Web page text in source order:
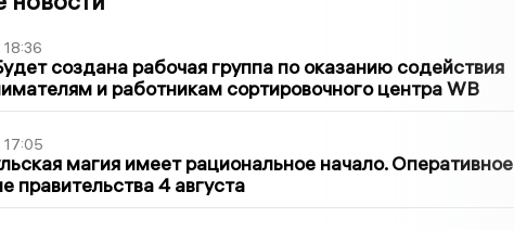
создана рабочая группа по оказанию содействия
и работникам сортировочного центра WB
магия имеет рациональное начало. Оперативное
правительства 4 августа